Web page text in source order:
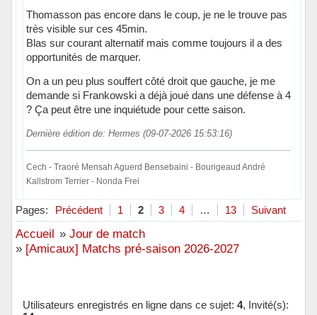
Thomasson pas encore dans le coup, je ne le trouve pas
très visible sur ces 45min.
Blas sur courant alternatif mais comme toujours il a des
opportunités de marquer.
On a un peu plus souffert côté droit que gauche, je me
demande si Frankowski a déjà joué dans une défense à 4
? Ça peut être une inquiétude pour cette saison.
Dernière édition de: Hermes (09-07-2026 15:53:16)
Cech - Traoré Mensah Aguerd Bensebaini - Bourigeaud André
Kallstrom Terrier - Nonda Frei
Hors ligne
Pages: Précédent 1 2 3 4 … 13 Suivant
Accueil » Jour de match
» [Amicaux] Matchs pré-saison 2026-2027
Utilisateurs enregistrés en ligne dans ce sujet: 4, Invité(s):